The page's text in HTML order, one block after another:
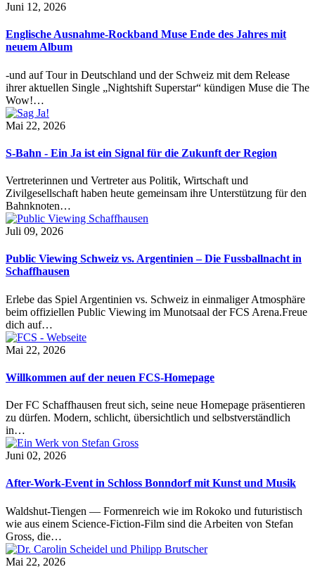
Juni 12, 2026
Englische Ausnahme-Rockband Muse Ende des Jahres mit
neuem Album
-und auf Tour in Deutschland und der Schweiz mit dem Release
ihrer aktuellen Single „Nightshift Superstar“ kündigen Muse die The
Wow!…
Mai 22, 2026
S-Bahn - Ein Ja ist ein Signal für die Zukunft der Region
Vertreterinnen und Vertreter aus Politik, Wirtschaft und
Zivilgesellschaft haben heute gemeinsam ihre Unterstützung für den
Bahnknoten…
Juli 09, 2026
Public Viewing Schweiz vs. Argentinien – Die Fussballnacht in
Schaffhausen
Erlebe das Spiel Argentinien vs. Schweiz in einmaliger Atmosphäre
beim offiziellen Public Viewing im Munotsaal der FCS Arena.Freue
dich auf…
Mai 22, 2026
Willkommen auf der neuen FCS-Homepage
Der FC Schaffhausen freut sich, seine neue Homepage präsentieren
zu dürfen. Modern, schlicht, übersichtlich und selbstverständlich
in…
Juni 02, 2026
After-Work-Event in Schloss Bonndorf mit Kunst und Musik
Waldshut-Tiengen — Formenreich wie im Rokoko und futuristisch
wie aus einem Science-Fiction-Film sind die Arbeiten von Stefan
Gross, die…
Mai 22, 2026